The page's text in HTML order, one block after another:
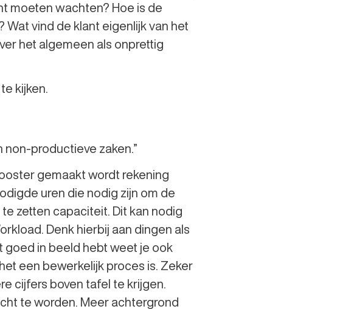
moeten wachten? Hoe is de
vind de klant eigenlijk van het
het algemeen als onprettig
kijken.
productieve zaken.”
gemaakt wordt rekening
uren die nodig zijn om de
zetten capaciteit. Dit kan nodig
Denk hierbij aan dingen als
goed in beeld hebt weet je ook
een bewerkelijk proces is. Zeker
cijfers boven tafel te krijgen.
te worden. Meer achtergrond